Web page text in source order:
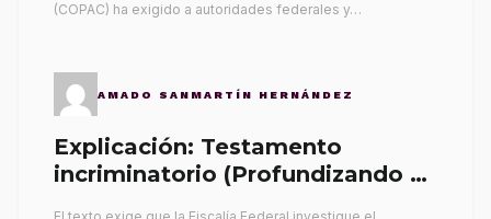
(COPAC) ha exigido a autoridades federales y…
AMADO SANMARTÍN HERNÁNDEZ
Explicación: Testamento
incriminatorio (Profundizando su